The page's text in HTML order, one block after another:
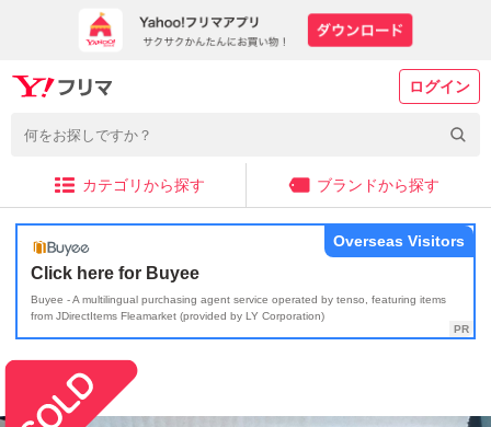
ログイン
カテゴリから探す ブランドから探す
Click here for Buyee
Buyee - A multilingual purchasing agent service operated by tenso, featuring items
from JDirectItems Fleamarket (provided by LY Corporation)
Overseas Visitors